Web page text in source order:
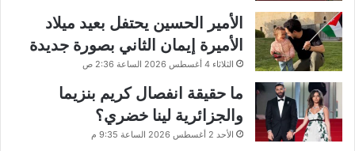
الأمير الحسين يحتفل بعيد ميلاد
الأميرة إيمان الثاني بصورة جديدة
الثلاثاء 4 أغسطس 2026 الساعة 2:36 ص
ما حقيقة انفصال كريم بنزيما
والجزائرية لينا خضري؟
الأحد 2 أغسطس 2026 الساعة 9:35 م